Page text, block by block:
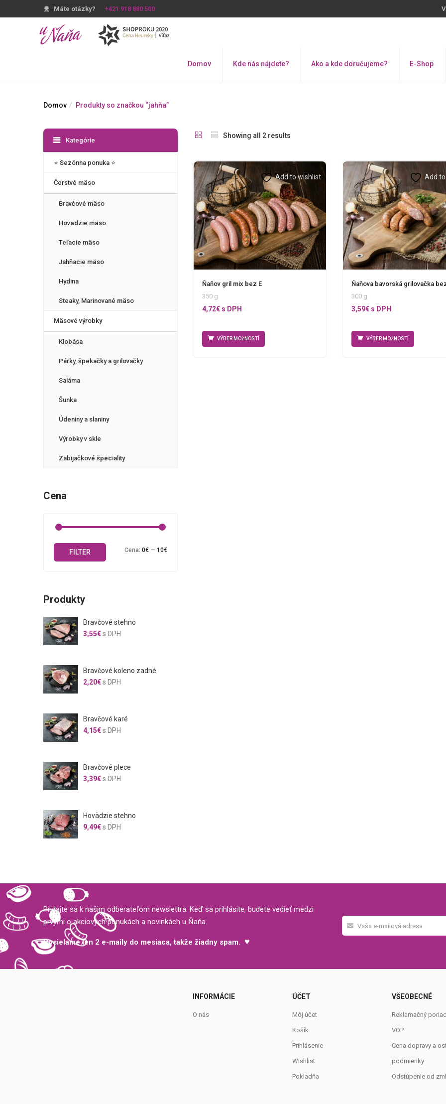
Máte otázky? +421 918 880 500
Domov Kde nás nájdete? Ako a kde doručujeme? E-Shop
Domov Produkty so značkou “jahňa”
Showing all 2 results
Add to wishlist
Ňaňov gril mix bez E
350 g
4,72€ s DPH
VÝBER MOŽNOSTÍ
Add
Ňaňova bavorská grilovačka
300 g
3,59€s DPH
VÝBER MOŽNOSTÍ
Kategórie
⭐️ Sezónna ponuka ⭐️
Čerstvé mäso
Bravčové mäso
Hovädzie mäso
Teľacie mäso
Jahňacie mäso
Hydina
Steaky, Marinované mäso
Mäsové výrobky
Klobása
Párky, špekačky a grilovačky
Saláma
Šunka
Údeniny a slaniny
Výrobky v skle
Zabijačkové špeciality
Cena
Minimálna
Maximálna
FILTER Cena: 0€ — 10€
Produkty
Bravčové stehno
3,55€s DPH
Bravčové koleno zadné
2,20€s DPH
Bravčové karé
4,15€s DPH
Bravčové plece
3,39€s DPH
Hovädzie stehno
9,49€s DPH
Pridajte sa k našim odberateľom newslettra. Keď sa prihlásite, budete vedieť medzi
prvými o akciových ponukách a novinkách u Ňaňa.
Posielame len 2 e-maily do mesiaca, takže žiadny spam. ♥
INFORMÁCIE
O nás
ÚČET
Môj účet
Košík
Prihlásenie
Wishlist
Pokladňa
VŠEOBECNÉ
Reklamačný
VOP
Cena dopravy a
podmienky
Odstúpenie od